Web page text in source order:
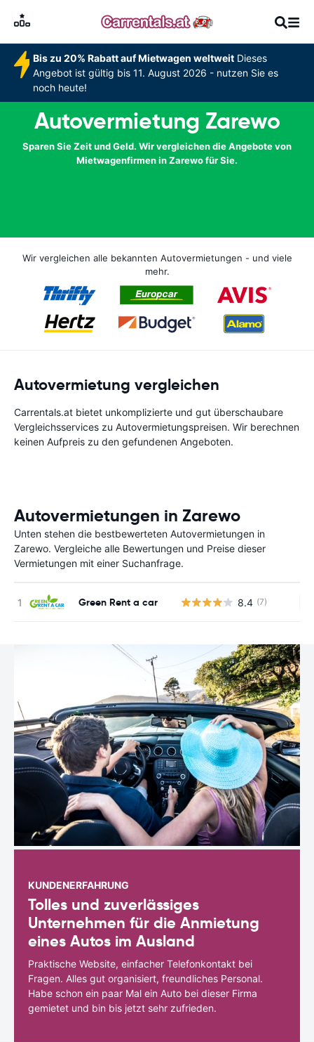
Bis zu 20% Rabatt auf Mietwagen weltweitDieses
Angebot ist gültig bis 11. August 2026 - nutzen Sie es
noch heute!
Autovermietung Zarewo
Sparen Sie Zeit und Geld. Wir vergleichen die Angebote von
Mietwagenfirmen in Zarewo für Sie.
Wir vergleichen alle bekannten Autovermietungen - und viele
mehr.
Autovermietung vergleichen
Carrentals.at bietet unkomplizierte und gut überschaubare
Vergleichsservices zu Autovermietungspreisen. Wir berechnen
keinen Aufpreis zu den gefundenen Angeboten.
Autovermietungen in Zarewo
Unten stehen die bestbewerteten Autovermietungen in
Zarewo. Vergleiche alle Bewertungen und Preise dieser
Vermietungen mit einer Suchanfrage.
Green Rent a car 8.4 (7)
KUNDENERFAHRUNG
Tolles und zuverlässiges
Unternehmen für die Anmietung
eines Autos im Ausland
Praktische Website, einfacher Telefonkontakt bei
Fragen. Alles gut organisiert, freundliches Personal.
Habe schon ein paar Mal ein Auto bei dieser Firma
gemietet und bin bis jetzt sehr zufrieden.